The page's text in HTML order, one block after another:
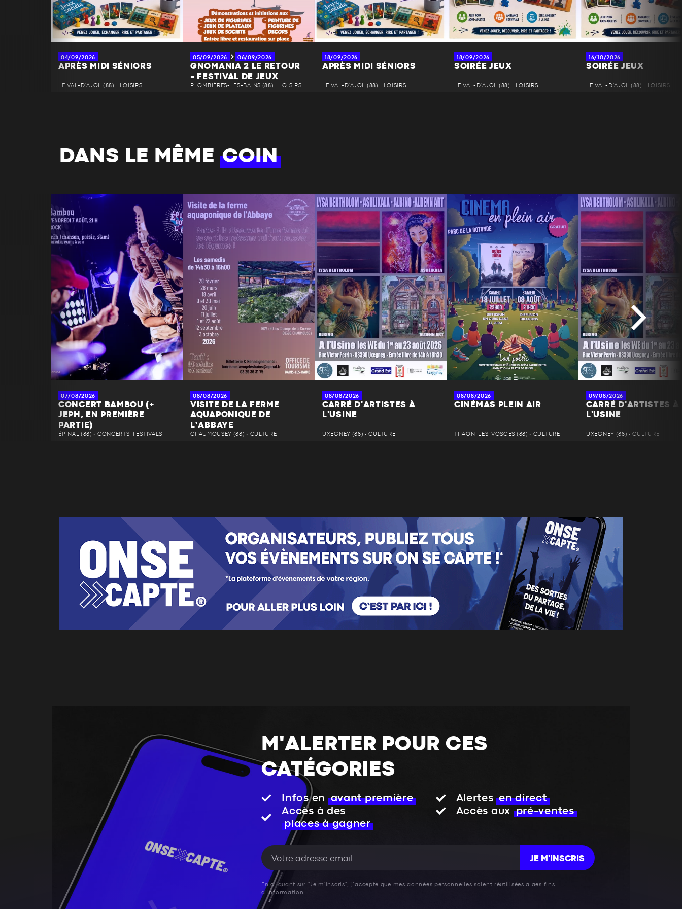
04/09/2026
APRÈS MIDI SÉNIORS
LE VAL-D'AJOL (88) • LOISIRS
05/09/2026 06/09/2026
GNOMANIA 2 LE RETOUR
- FESTIVAL DE JEUX
PLOMBIÈRES-LES-BAINS (88) • LOISIRS
18/09/2026
APRÈS MIDI SÉNIORS
LE VAL-D'AJOL (88) • LOISIRS
18/09/2026
SOIRÉE JEUX
LE VAL-D'AJOL (88) • LOISIRS
16/10/2026
SOIRÉE JEUX
LE VAL-D'AJOL (88) • LOISIRS
DANS LE MÊMECOIN
07/08/2026
CONCERT BAMBOU (+
JEPH, EN PREMIÈRE
PARTIE)
ÉPINAL (88) • CONCERTS, FESTIVALS
08/08/2026
VISITE DE LA FERME
AQUAPONIQUE DE
L’ABBAYE
CHAUMOUSEY (88) • CULTURE
08/08/2026
CARRÉ D'ARTISTES À
L'USINE
UXEGNEY (88) • CULTURE
08/08/2026
CINÉMAS PLEIN AIR
THAON-LES-VOSGES (88) • CULTURE
09/08/2026
CARRÉ D'ARTISTES À
L'USINE
UXEGNEY (88) • CULTURE
M'ALERTER POUR CES
CATÉGORIES
Infos en avant première Alertes en direct
Accès à des
places à gagner
Accès aux pré-ventes
JE M'INSCRIS
En cliquant sur "Je m'inscris", j’accepte que mes données personnelles soient réutilisées à des fins
d’information.